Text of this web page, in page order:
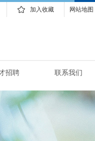
网站地图
加入收藏
招聘 联系我们